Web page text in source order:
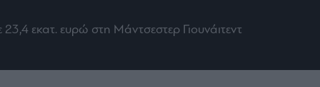
εκατ. ευρώ στη Μάντσεστερ Γιουνάιτεντ